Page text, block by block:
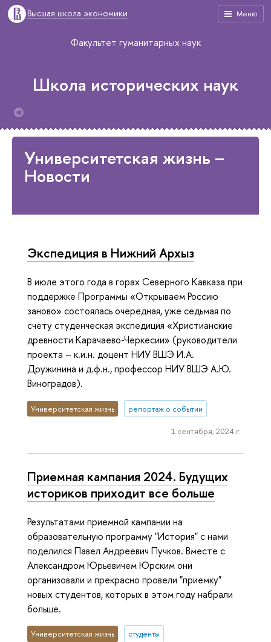
Меню
Высшая школа экономики
Факультет гуманитарных наук
Школа исторических наук
Университетская жизнь –
Новости
Экспедиция в Нижний Архыз
В июле этого года в горах Северного Кавказа при
поддержке Программы «Открываем Россию
заново» состоялась очередная, уже седьмая по
счету студенческая экспедиция «Христианские
древности Карачаево-Черкесии» (руководители
проекта – к.и.н. доцент НИУ ВШЭ И.А.
Дружинина и д.ф.н., профессор НИУ ВШЭ А.Ю.
Виноградов).
Университетская жизнь репортаж о событии
1 сентября, 2024 г.
Приемная кампания 2024. Будущих
историков приходит все больше
Результатами приемной кампании на
образовательную программу "История" с нами
поделился Павел Андреевич Пучков. Вместе с
Александром Юрьевичем Юрским они
организовали и прекрасно провели "приемку"
новых студентов, которых в этом году набрали
больше.
Университетская жизнь студенты